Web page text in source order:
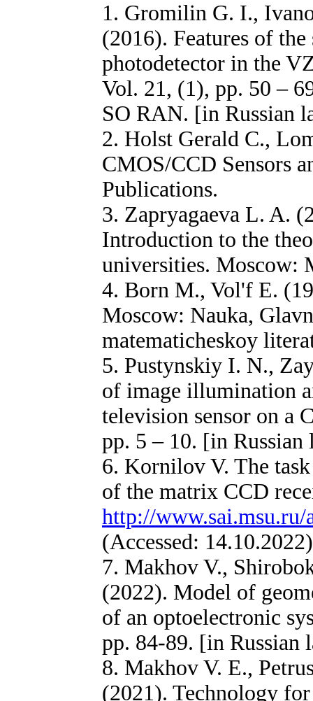
1. Gromilin G. I.,
(2016). Features of
photodetector in the
Vol. 21, (1), pp. 50 –
SO RAN. [in Russian
2. Holst Gerald C.,
CMOS/CCD Sensors
Publications.
3. Zapryagaeva L. A.
Introduction to the
universities. Moscow:
4. Born M., Vol'f E.
Moscow: Nauka,
matematicheskoy
5. Pustynskiy I. N.,
of image illumination
television sensor on a
pp. 5 – 10. [in Russian
6. Kornilov V. The
of the matrix CCD
http://www.sai.msu.ru/
(Accessed:
7. Makhov V.,
(2022). Model of
of an optoelectronic
pp. 84-89. [in Russian
8. Makhov V. E.,
(2021). Technology